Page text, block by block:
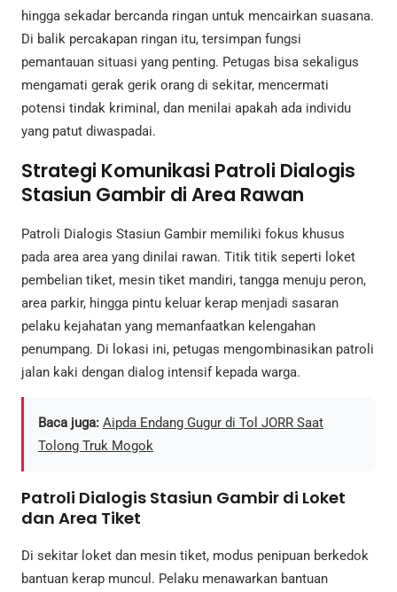
hingga sekadar bercanda ringan untuk mencairkan suasana.
Di balik percakapan ringan itu, tersimpan fungsi
pemantauan situasi yang penting. Petugas bisa sekaligus
mengamati gerak gerik orang di sekitar, mencermati
potensi tindak kriminal, dan menilai apakah ada individu
yang patut diwaspadai.
Strategi Komunikasi Patroli Dialogis
Stasiun Gambir di Area Rawan
Patroli Dialogis Stasiun Gambir memiliki fokus khusus
pada area area yang dinilai rawan. Titik titik seperti loket
pembelian tiket, mesin tiket mandiri, tangga menuju peron,
area parkir, hingga pintu keluar kerap menjadi sasaran
pelaku kejahatan yang memanfaatkan kelengahan
penumpang. Di lokasi ini, petugas mengombinasikan patroli
jalan kaki dengan dialog intensif kepada warga.
Baca juga: Aipda Endang Gugur di Tol JORR Saat
Tolong Truk Mogok
Patroli Dialogis Stasiun Gambir di Loket
dan Area Tiket
Di sekitar loket dan mesin tiket, modus penipuan berkedok
bantuan kerap muncul. Pelaku menawarkan bantuan